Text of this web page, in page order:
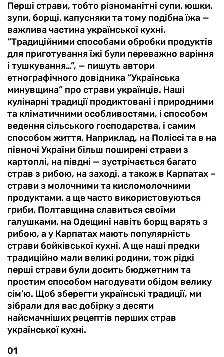
Перші страви, тобто різноманітні супи, юшки,
зупи, борщі, капусняки та тому подібна їжа —
важлива частина української кухні.
“Традиційними способами обробки продуктів
для приготування їжі були переважно варіння
і тушкування…”, — пишуть автори
етнографічного довідника “Українська
минувщина” про страви українців. Наші
кулінарні традиції продиктовані і природними
та кліматичними особливостями, і способом
ведення сільського господарства, і самим
способом життя. Наприклад, на Поліссі та в на
півночі України більш поширені страви з
картоплі, на півдні — зустрічається багато
страв з рибою, на заході, а також в Карпатах –
страви з молочними та кисломолочними
продуктами, а ще часто використовуються
гриби. Полтавщина славиться своїми
галушками, на Одещині навіть борщ варять з
рибою, а у Карпатах мають популярність
страви бойківської кухні. А ще наші предки
традиційно мали великі родини, тож рідкі
перші страви були досить бюджетним та
простим способом нагодувати обідом велику
сім’ю. Щоб зберегти українські традиції, ми
зібрали для вас добірку з десяти
найсмачніших рецептів перших страв
української кухні.
01